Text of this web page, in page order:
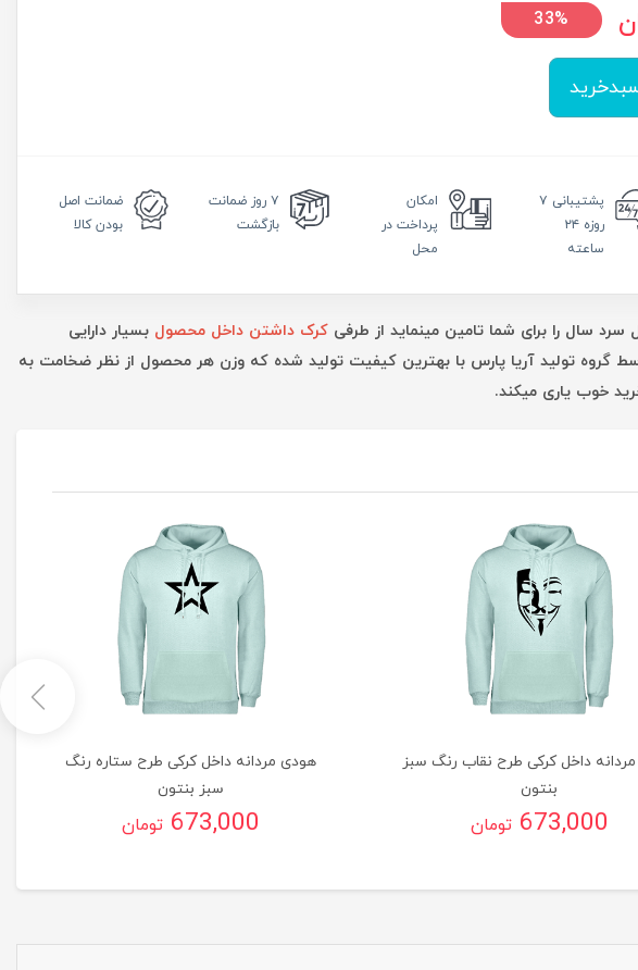
33%
پشتیبانی ۷
روزه ۲۴
ساعته
امکان
پرداخت در
محل
۷ روز
ضمانت
بازگشت
ضمانت اصل
بودن کالا
سال را برای شما تامین مینماید از طرفی کرک داشتن داخل محصول بسیار دارایی
گروه تولید آریا پارس با بهترین کیفیت تولید شده که وزن هر محصول از نظر ضخامت به
داخل کرکی طرح نقاب رنگ سبز
بنتون
673,000 تومان
هودی مردانه داخل کرکی طرح ستاره رنگ
سبز بنتون
673,000 تومان